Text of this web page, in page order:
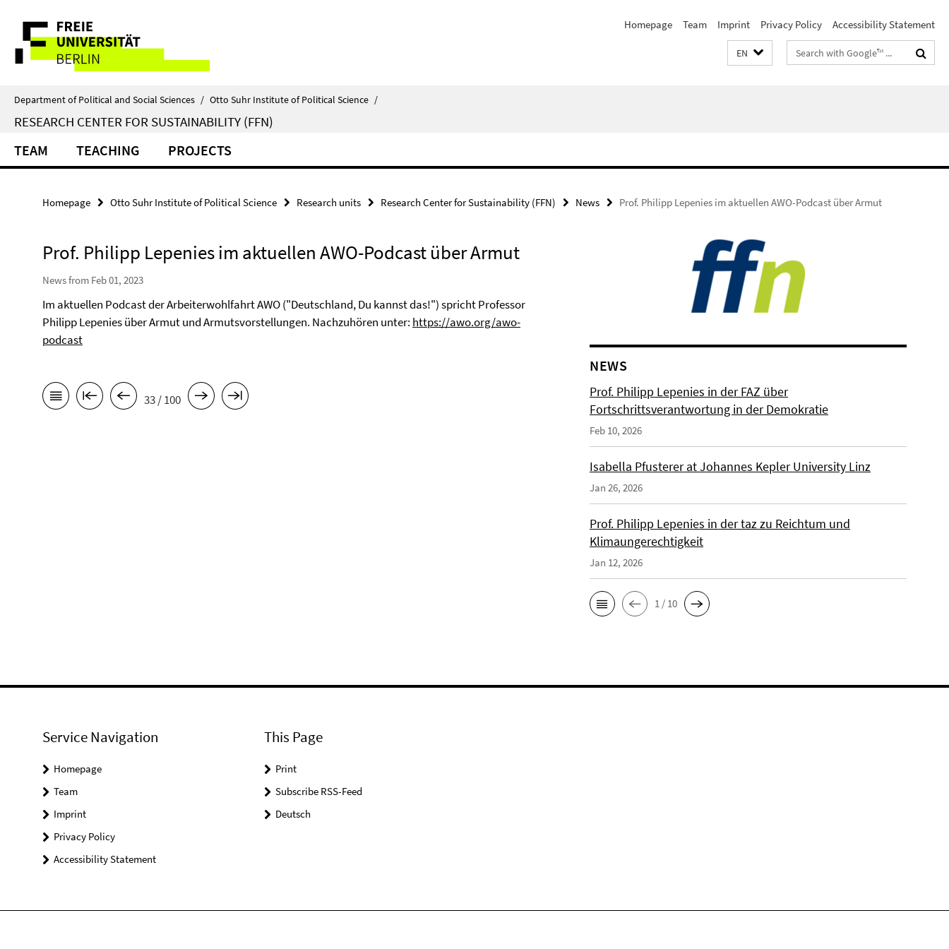
direkt
Inhalt
Service
Navigation
Homepage Team Imprint Privacy Policy Accessibility Statement
EN
Search
terms
Department of Political and Social Sciences / Otto Suhr Institute of Political Science /
RESEARCH CENTER FOR SUSTAINABILITY (FFN)
TEAM TEACHING PROJECTS
Homepage Otto Suhr Institute of Political Science Research units Research Center for Sustainability (FFN) News Prof. Philipp Lepenies im aktuellen AWO-Podcast über Armut
Prof. Philipp Lepenies im aktuellen AWO-Podcast über Armut
News from Feb 01, 2023
Im aktuellen Podcast der Arbeiterwohlfahrt AWO ("Deutschland, Du kannst das!") spricht Professor
Philipp Lepenies über Armut und Armutsvorstellungen. Nachzuhören unter: https://awo.org/awo-
podcast
33 / 100
NEWS
Prof. Philipp Lepenies in der FAZ über
Fortschrittsverantwortung in der Demokratie
Feb 10, 2026
Isabella Pfusterer at Johannes Kepler University Linz
Jan 26, 2026
Prof. Philipp Lepenies in der taz zu Reichtum und
Klimaungerechtigkeit
Jan 12, 2026
1 / 10
Service Navigation
Homepage
Team
Imprint
Privacy Policy
Accessibility Statement
This Page
Print
Subscribe RSS-Feed
Deutsch